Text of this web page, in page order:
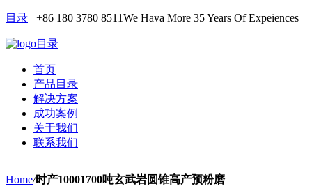
目录 +86 180 3780 8511We Hava More 35 Years Of Expeiences
目录
首页
产品目录
解决方案
成功案例
关于我们
联系我们
Home/时产10001700吨玄武岩圆锥高产预粉磨